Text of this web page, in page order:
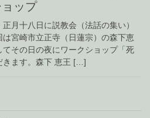
ップ
月十八日に説教会（法話の集い）
宮崎市立正寺（日蓮宗）の森下恵
その日の夜にワークショップ「死
きます。森下 恵王 […]